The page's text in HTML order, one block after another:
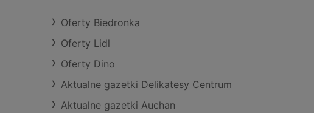
Oferty Biedronka
Oferty Lidl
Oferty Dino
Aktualne gazetki Delikatesy Centrum
Aktualne gazetki Auchan